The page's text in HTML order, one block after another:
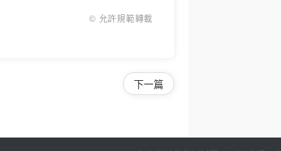
© 允許規範轉載
下一篇